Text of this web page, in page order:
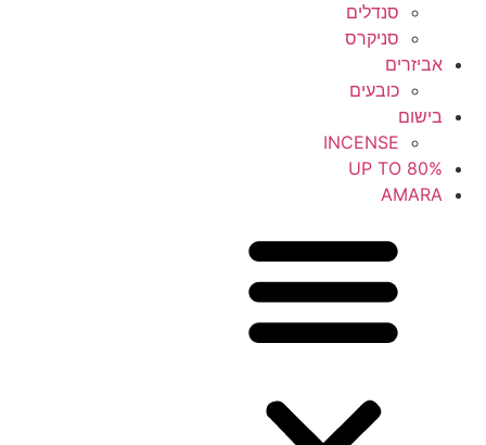
סנדלים
סניקרס
אביזרים
כובעים
בישום
INCENSE
UP TO 80%
AMARA